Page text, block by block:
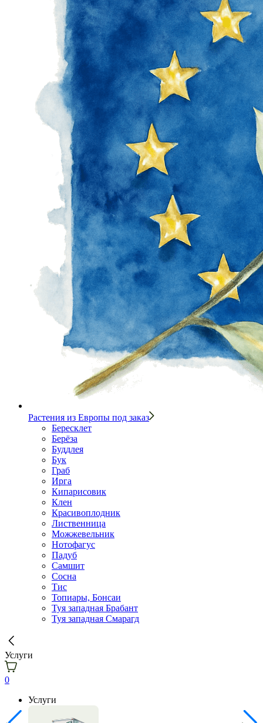
Растения из Европы под заказ
Бересклет
Берёза
Буддлея
Бук
Граб
Ирга
Кипарисовик
Клен
Красивоплодник
Лиственница
Можжевельник
Нотофагус
Падуб
Самшит
Сосна
Тис
Топиары, Бонсаи
Туя западная Брабант
Туя западная Смарагд
Услуги
0
Услуги